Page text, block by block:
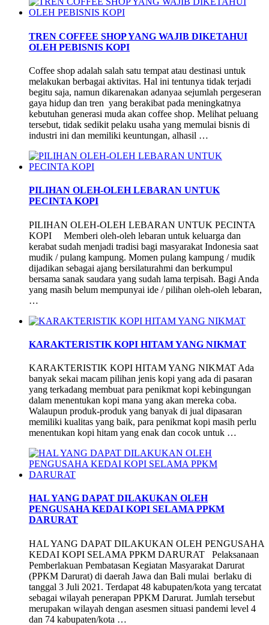
TREN COFFEE SHOP YANG WAJIB DIKETAHUI
OLEH PEBISNIS KOPI
Coffee shop adalah salah satu tempat atau destinasi untuk
melakukan berbagai aktivitas. Hal ini tentunya tidak terjadi
begitu saja, namun dikarenakan adanyaa sejumlah pergeseran
gaya hidup dan tren yang berakibat pada meningkatnya
kebutuhan generasi muda akan coffee shop. Melihat peluang
tersebut, tidak sedikit pelaku usaha yang memulai bisnis di
industri ini dan memiliki keuntungan, alhasil …
PILIHAN OLEH-OLEH LEBARAN UNTUK
PECINTA KOPI
PILIHAN OLEH-OLEH LEBARAN UNTUK PECINTA
KOPI Memberi oleh-oleh lebaran untuk keluarga dan
kerabat sudah menjadi tradisi bagi masyarakat Indonesia saat
mudik / pulang kampung. Momen pulang kampung / mudik
dijadikan sebagai ajang bersilaturahmi dan berkumpul
bersama sanak saudara yang sudah lama terpisah. Bagi Anda
yang masih belum mempunyai ide / pilihan oleh-oleh lebaran,
…
KARAKTERISTIK KOPI HITAM YANG NIKMAT
KARAKTERISTIK KOPI HITAM YANG NIKMAT Ada
banyak sekai macam pilihan jenis kopi yang ada di pasaran
yang terkadang membuat para penikmat kopi kebingungan
dalam menentukan kopi mana yang akan mereka coba.
Walaupun produk-produk yang banyak di jual dipasaran
memiliki kualitas yang baik, para penikmat kopi masih perlu
menentukan kopi hitam yang enak dan cocok untuk …
HAL YANG DAPAT DILAKUKAN OLEH
PENGUSAHA KEDAI KOPI SELAMA PPKM
DARURAT
HAL YANG DAPAT DILAKUKAN OLEH PENGUSAHA
KEDAI KOPI SELAMA PPKM DARURAT Pelaksanaan
Pemberlakuan Pembatasan Kegiatan Masyarakat Darurat
(PPKM Darurat) di daerah Jawa dan Bali mulai berlaku di
tanggal 3 Juli 2021. Terdapat 48 kabupaten/kota yang tercatat
sebagai wilayah penerapan PPKM Darurat. Jumlah tersebut
merupakan wilayah dengan asesmen situasi pandemi level 4
dan 74 kabupaten/kota …